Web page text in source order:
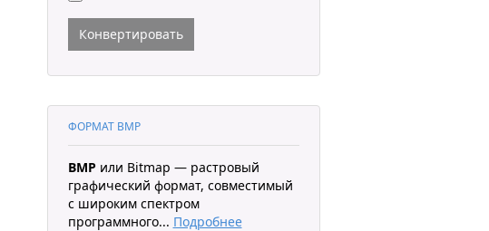
Конвертировать
ФОРМАТ BMP
BMP или Bitmap — растровый
графический формат, совместимый
с широким спектром
программного... Подробнее